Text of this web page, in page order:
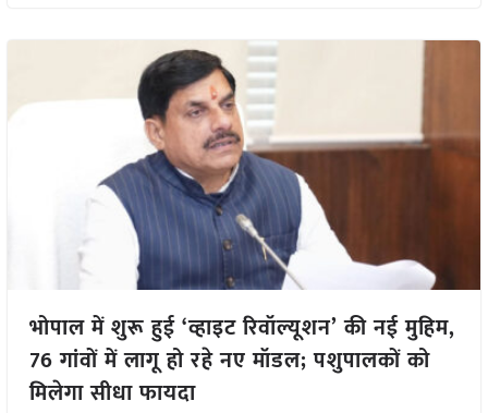
भोपाल में शुरू हुई ‘व्हाइट रिवॉल्यूशन’ की नई मुहिम,
76 गांवों में लागू हो रहे नए मॉडल; पशुपालकों को
मिलेगा सीधा फायदा